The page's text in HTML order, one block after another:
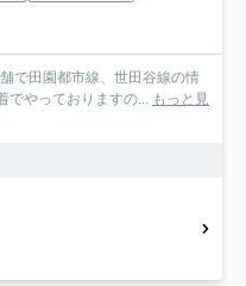
で田園都市線、世田谷線の情
でやっておりますの... もっと見